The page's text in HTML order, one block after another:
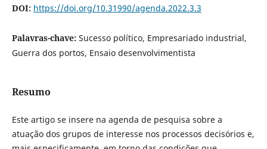
DOI: https://doi.org/10.31990/agenda.2022.3.3
Palavras-chave: Sucesso político, Empresariado industrial,
Guerra dos portos, Ensaio desenvolvimentista
Resumo
Este artigo se insere na agenda de pesquisa sobre a
atuação dos grupos de interesse nos processos decisórios e,